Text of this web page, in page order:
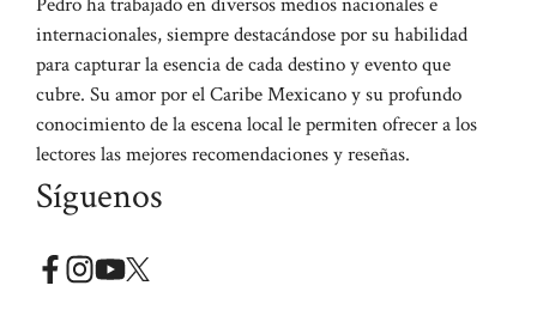
Pedro ha trabajado en diversos medios nacionales e
internacionales, siempre destacándose por su habilidad
para capturar la esencia de cada destino y evento que
cubre. Su amor por el Caribe Mexicano y su profundo
conocimiento de la escena local le permiten ofrecer a los
lectores las mejores recomendaciones y reseñas.
Síguenos